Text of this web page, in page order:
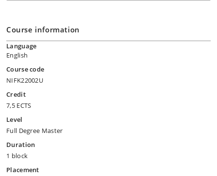
Course information
Language
English
Course code
NIFK22002U
Credit
7,5 ECTS
Level
Full Degree Master
Duration
1 block
Placement